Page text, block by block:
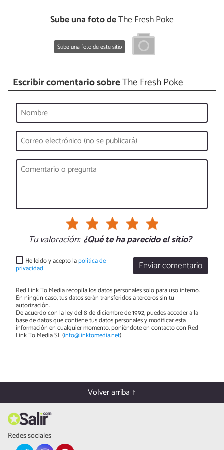
Sube una foto deThe Fresh Poke
Sube una foto de este sitio
Escribir comentario sobreThe Fresh Poke
Tu valoración: ¿Qué te ha parecido el sitio?
Enviar comentario
He leído y acepto lapolítica de
privacidad
Red Link To Media recopila los datos personales solo para uso interno.
En ningún caso, tus datos serán transferidos a terceros sin tu
autorización.
De acuerdo con la ley del 8 de diciembre de 1992, puedes acceder a la
base de datos que contiene tus datos personales y modificar esta
información en cualquier momento, poniéndote en contacto con Red
Link To Media SL (info@linktomedia.net)
Volver arriba ↑
Redes sociales